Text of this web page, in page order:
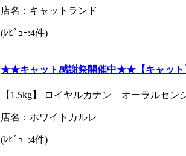
店名：キャットランド
(ﾚﾋﾞｭｰ:4件)
★★キャット感謝祭開催中★★【キャット
【1.5kg】 ロイヤルカナン オーラルセ
店名：ホワイトカルレ
(ﾚﾋﾞｭｰ:4件)